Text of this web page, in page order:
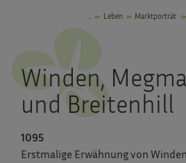
Leben Marktporträt
Winden,
und Breitenhill
1095
Erstmalige Erwähnung von